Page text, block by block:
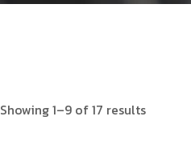
Showing 1–9 of 17 results